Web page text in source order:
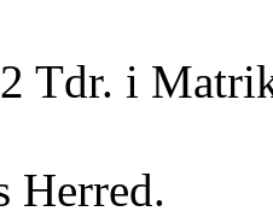
Tdr. i
Herred.